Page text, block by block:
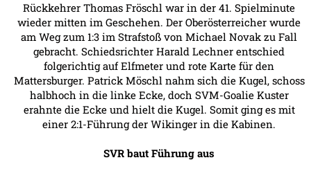
Rückkehrer Thomas Fröschl war in der 41. Spielminute
wieder mitten im Geschehen. Der Oberösterreicher wurde
am Weg zum 1:3 im Strafstoß von Michael Novak zu Fall
gebracht. Schiedsrichter Harald Lechner entschied
folgerichtig auf Elfmeter und rote Karte für den
Mattersburger. Patrick Möschl nahm sich die Kugel, schoss
halbhoch in die linke Ecke, doch SVM-Goalie Kuster
erahnte die Ecke und hielt die Kugel. Somit ging es mit
einer 2:1-Führung der Wikinger in die Kabinen.
SVR baut Führung aus